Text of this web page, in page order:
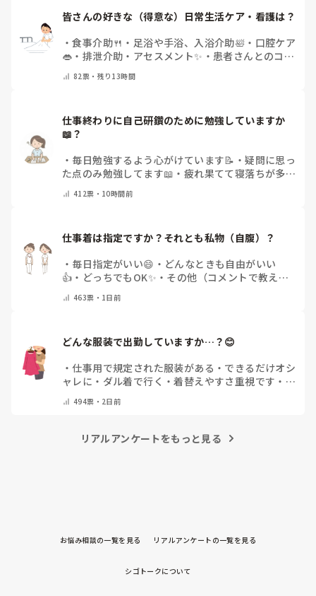
皆さんの好きな（得意な）日常生活ケア・看護は？
・食事介助🍴 ・ 足浴や手浴、入浴介助🛀 ・ 口腔ケア
👄 ・ 排泄介助・アセスメント✨ ・ 患者さんとのコミ
で教えてください）
82票・ 残り13時間
仕事終わりに自己研鑽のために勉強していますか
📖？
・ 毎日勉強するよう心がけています📝 ・疑問に思っ
た点のみ勉強してます📖 ・ 疲れ果てて寝落ちが多い
（コメントで教えてください）
412票・ 10時間前
仕事着は指定ですか？それとも私物（自腹）？
・ 毎日指定がいい😄 ・ どんなときも自由がいい
👍 ・ どっちでもOK✨ ・ その他（コメントで教えて
463票・ 1日前
どんな服装で出勤していますか…？😊
・ 仕事用で規定された服装がある ・ できるだけオシ
ャレに ・ ダル着で行く ・着替えやすさ重視です ・ 病
その他(コメントで教えてください)
494票・ 2日前
リアルアンケートをもっと見る
お悩み相談の一覧を見る リアルアンケートの一覧を見る
シゴトークについて